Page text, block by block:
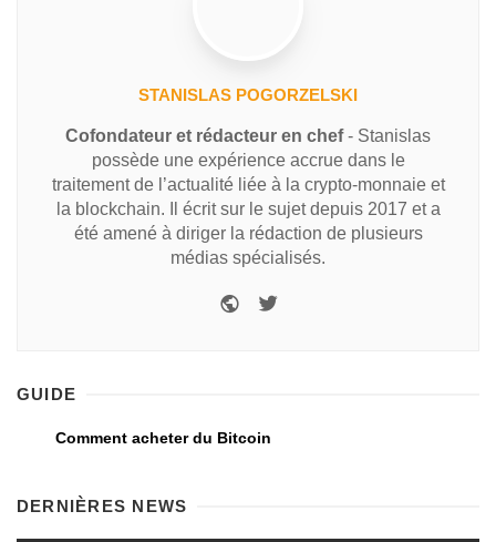
STANISLAS POGORZELSKI
Cofondateur et rédacteur en chef- Stanislas
possède une expérience accrue dans le
traitement de l’actualité liée à la crypto-monnaie et
la blockchain. Il écrit sur le sujet depuis 2017 et a
été amené à diriger la rédaction de plusieurs
médias spécialisés.
GUIDE
Comment acheter du Bitcoin
DERNIÈRES NEWS